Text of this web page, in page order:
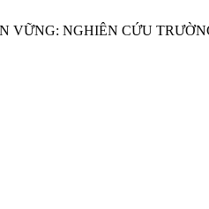
VỮNG: NGHIÊN CỨU